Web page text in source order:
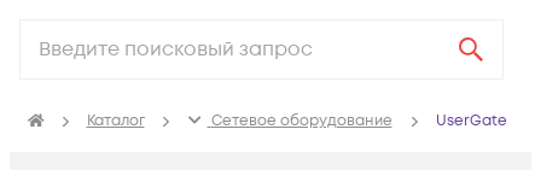
Каталог Сетевое оборудование UserGate